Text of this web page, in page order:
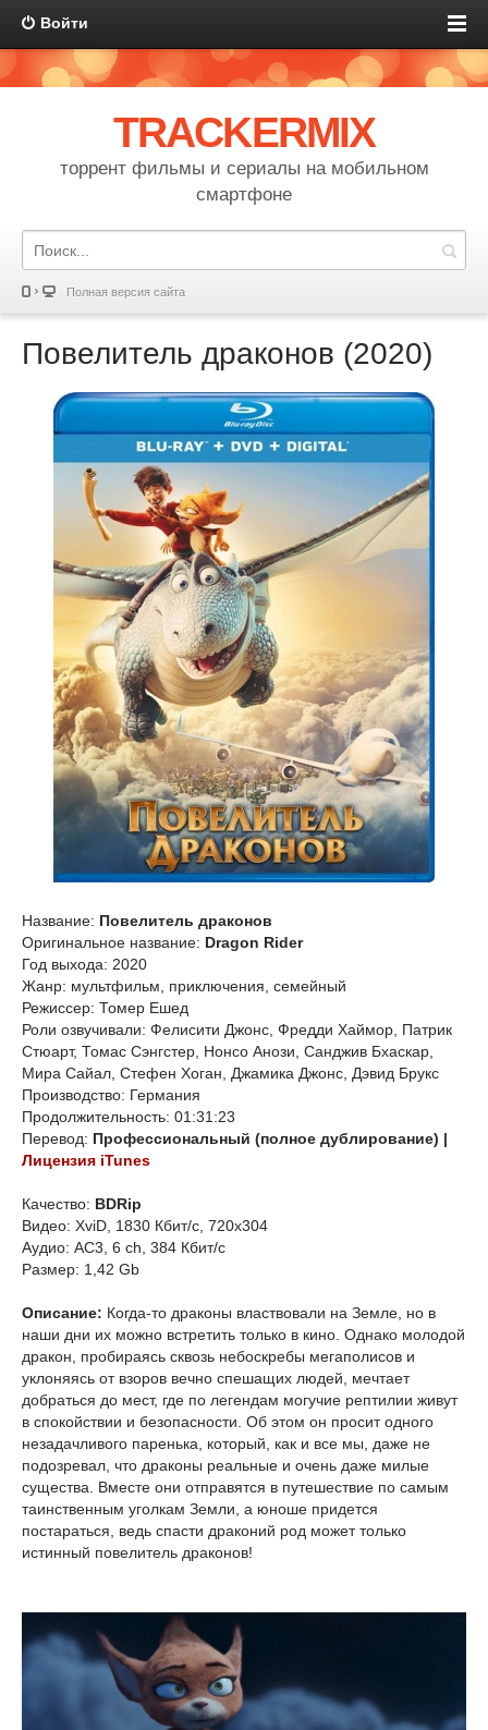
Войти
TRACKERMIX
торрент фильмы и сериалы на мобильном
смартфоне
Полная версия сайта
Повелитель драконов (2020)
Название: Повелитель драконов
Оригинальное название: Dragon Rider
Год выхода: 2020
Жанр: мультфильм, приключения, семейный
Режиссер: Томер Ешед
Роли озвучивали: Фелисити Джонс, Фредди Хаймор, Патрик
Стюарт, Томас Сэнгстер, Нонсо Анози, Санджив Бхаскар,
Мира Сайал, Стефен Хоган, Джамика Джонс, Дэвид Брукс
Производство: Германия
Продолжительность: 01:31:23
Перевод: Профессиональный (полное дублирование) |
Лицензия iTunes
Качество: BDRip
Видео: XviD, 1830 Кбит/с, 720x304
Аудио: AC3, 6 ch, 384 Кбит/с
Размер: 1,42 Gb
Описание: Когда-то драконы властвовали на Земле, но в
наши дни их можно встретить только в кино. Однако молодой
дракон, пробираясь сквозь небоскребы мегаполисов и
уклоняясь от взоров вечно спешащих людей, мечтает
добраться до мест, где по легендам могучие рептилии живут
в спокойствии и безопасности. Об этом он просит одного
незадачливого паренька, который, как и все мы, даже не
подозревал, что драконы реальные и очень даже милые
существа. Вместе они отправятся в путешествие по самым
таинственным уголкам Земли, а юноше придется
постараться, ведь спасти драконий род может только
истинный повелитель драконов!